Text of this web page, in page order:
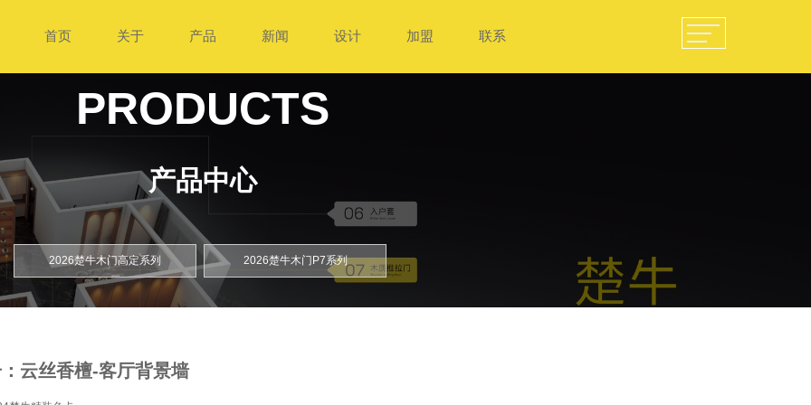
首页 关于 产品 新闻 设计 加盟 联系
PRODUCTS
产品中心
2026楚牛木门高定系列 2026楚牛木门P7系列
云丝香檀-客厅背景墙